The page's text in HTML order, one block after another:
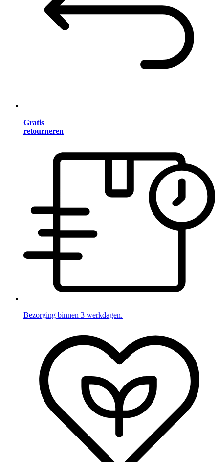
Gratis
retourneren
Bezorging binnen 3 werkdagen.